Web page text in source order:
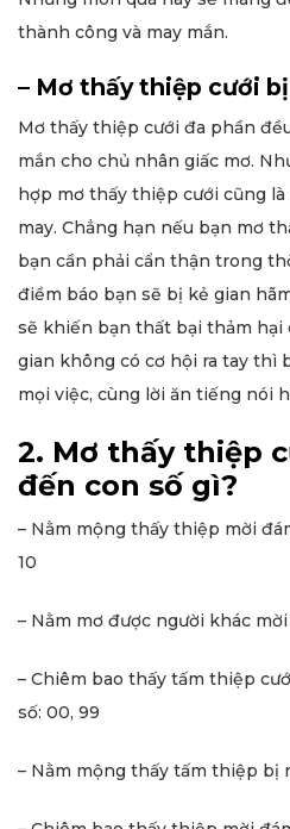
thành công và may mắn.
– Mơ thấy thiệp cưới
Mơ thấy thiệp cưới đa phần
mắn cho chủ nhân giấc mơ.
hợp mơ thấy thiệp cưới cũng
may. Chẳng hạn nếu bạn mơ
bạn cần phải cẩn thận trong
điềm báo bạn sẽ bị kẻ gian
sẽ khiến bạn thất bại thảm hại
gian không có cơ hội ra tay thì
mọi việc, cùng lời ăn tiếng nói
2. Mơ thấy thiệp
đến con số gì?
– Nằm mộng thấy thiệp mời
10
– Nằm mơ được người khác
– Chiêm bao thấy tấm thiệp
số: 00, 99
– Nằm mộng thấy tấm thiệp bị